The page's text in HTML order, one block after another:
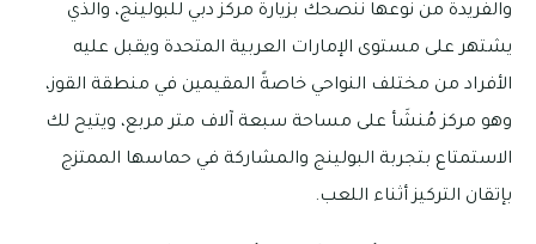
والفريدة من نوعها ننصحك بزيارة مركز دبي للبولينج، والذي
يشتهر على مستوى الإمارات العربية المتحدة ويقبل عليه
الأفراد من مختلف النواحي خاصةً المقيمين في منطقة القوز،
وهو مركز مُنشَأ على مساحة سبعة آلاف متر مربع، ويتيح لك
الاستمتاع بتجربة البولينج والمشاركة في حماسها الممتزج
بإتقان التركيز أثناء اللعب.